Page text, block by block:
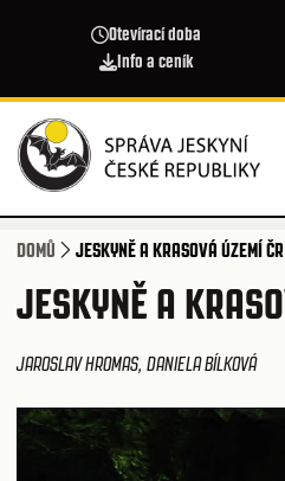
Otevírací doba
Info a ceník
DOMŮ JESKYNĚ A KRASOVÁ ÚZEMÍ ČR
JESKYNĚ A
JAROSLAV HROMAS, DANIELA BÍLKOVÁ